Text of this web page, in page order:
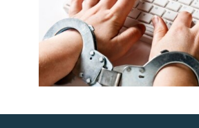
КРЫМ.НЕПОКОРЕННЫЙ
ELIFBE
УКРАИНСКАЯ ПРОБЛЕМА КРЫМА